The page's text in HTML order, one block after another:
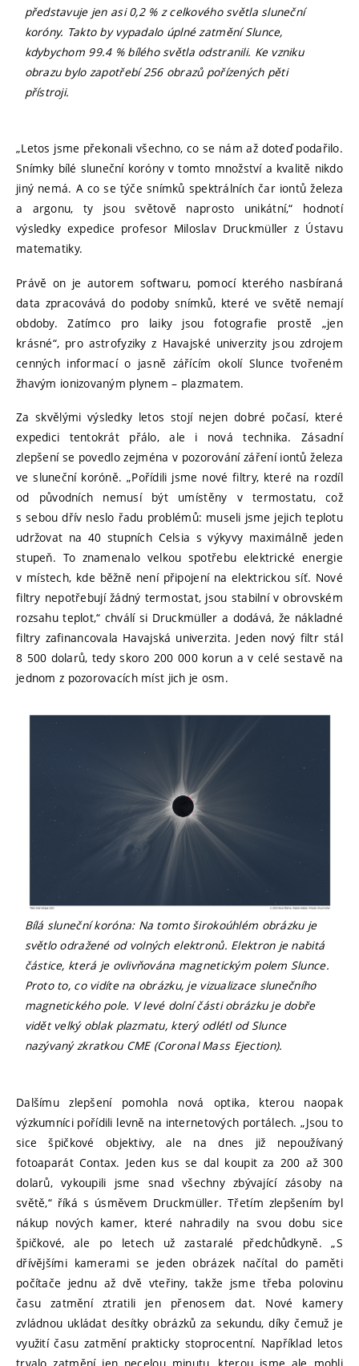
představuje jen asi 0,2 % z celkového světla sluneční
koróny. Takto by vypadalo úplné zatmění Slunce,
kdybychom 99.4 % bílého světla odstranili. Ke vzniku
obrazu bylo zapotřebí 256 obrazů pořízených pěti
přístroji.
„Letos jsme překonali všechno, co se nám až doteď podařilo.
Snímky bílé sluneční koróny v tomto množství a kvalitě nikdo
jiný nemá. A co se týče snímků spektrálních čar iontů železa
a argonu, ty jsou světově naprosto unikátní,“ hodnotí
výsledky expedice profesor Miloslav Druckmüller z Ústavu
matematiky.
Právě on je autorem softwaru, pomocí kterého nasbíraná
data zpracovává do podoby snímků, které ve světě nemají
obdoby. Zatímco pro laiky jsou fotografie prostě „jen
krásné“, pro astrofyziky z Havajské univerzity jsou zdrojem
cenných informací o jasně zářícím okolí Slunce tvořeném
žhavým ionizovaným plynem – plazmatem.
Za skvělými výsledky letos stojí nejen dobré počasí, které
expedici tentokrát přálo, ale i nová technika. Zásadní
zlepšení se povedlo zejména v pozorování záření iontů železa
ve sluneční koróně. „Pořídili jsme nové filtry, které na rozdíl
od původních nemusí být umístěny v termostatu, což
s sebou dřív neslo řadu problémů: museli jsme jejich teplotu
udržovat na 40 stupních Celsia s výkyvy maximálně jeden
stupeň. To znamenalo velkou spotřebu elektrické energie
v místech, kde běžně není připojení na elektrickou síť. Nové
filtry nepotřebují žádný termostat, jsou stabilní v obrovském
rozsahu teplot,“ chválí si Druckmüller a dodává, že nákladné
filtry zafinancovala Havajská univerzita. Jeden nový filtr stál
8 500 dolarů, tedy skoro 200 000 korun a v celé sestavě na
jednom z pozorovacích míst jich je osm.
Bílá sluneční koróna: Na tomto širokoúhlém obrázku je
světlo odražené od volných elektronů. Elektron je nabitá
částice, která je ovlivňována magnetickým polem Slunce.
Proto to, co vidíte na obrázku, je vizualizace slunečního
magnetického pole. V levé dolní části obrázku je dobře
vidět velký oblak plazmatu, který odlétl od Slunce
nazývaný zkratkou CME (Coronal Mass Ejection).
Dalšímu zlepšení pomohla nová optika, kterou naopak
výzkumníci pořídili levně na internetových portálech. „Jsou to
sice špičkové objektivy, ale na dnes již nepoužívaný
fotoaparát Contax. Jeden kus se dal koupit za 200 až 300
dolarů, vykoupili jsme snad všechny zbývající zásoby na
světě,“ říká s úsměvem Druckmüller. Třetím zlepšením byl
nákup nových kamer, které nahradily na svou dobu sice
špičkové, ale po letech už zastaralé předchůdkyně. „S
dřívějšími kamerami se jeden obrázek načítal do paměti
počítače jednu až dvě vteřiny, takže jsme třeba polovinu
času zatmění ztratili jen přenosem dat. Nové kamery
zvládnou ukládat desítky obrázků za sekundu, díky čemuž je
využití času zatmění prakticky stoprocentní. Například letos